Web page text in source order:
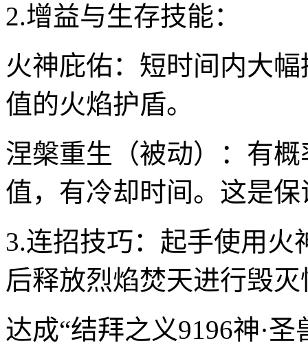
2.增益与生存技能：
火神庇佑：短时间内大
值的火焰护盾。
涅槃重生（被动）：有
值，有冷却时间。这是
3.连招技巧：起手使用
后释放烈焰焚天进行毁
达成“结拜之义9196神·